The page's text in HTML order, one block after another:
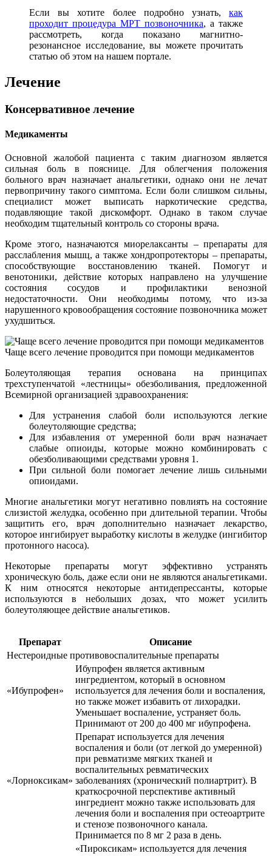
Если вы хотите более подробно узнать, как
проходит процедура МРТ позвоночника, а также
рассмотреть, когда показано магнитно-
резонансное исследование, вы можете прочитать
статью об этом на нашем портале.
Лечение
Консервативное лечение
Медикаменты
Основной жалобой пациента с таким диагнозом является
сильная боль в пояснице. Для облегчения положения
больного врач назначает анальгетики, однако они не лечат
первопричину такого симптома. Если боли слишком сильны,
специалист может выписать наркотические средства,
подавляющие такой дискомфорт. Однако в таком случае
необходим тщательный контроль со стороны врача.
Кроме этого, назначаются миорелаксанты – препараты для
расслабления мышц, а также хондропротекторы – препараты,
способствующие восстановлению тканей. Помогут и
венотоники, действие которых направлено на улучшение
состояния сосудов и профилактики венозной
недостаточности. Они необходимы потому, что из-за
нарушенного кровообращения состояние позвоночника может
ухудшиться.
Чаще всего лечение проводится при помощи медикаментов
Болеутоляющая терапия основана на принципах
трехступенчатой «лестницы» обезболивания, предложенной
Всемирной организацией здравоохранения:
Для устранения слабой боли используются легкие
болеутоляющие средства;
Для избавления от умеренной боли врач назначает
слабые опиоиды, которые можно комбинировать с
обезболивающими средствами уровня 1.
При сильной боли помогает лечение лишь сильными
опиоидами.
Многие анальгетики могут негативно повлиять на состояние
слизистой желудка, особенно при длительной терапии. Чтобы
защитить его, врач дополнительно назначает лекарство,
которое ингибирует выработку кислоты в желудке (ингибитор
протонного насоса).
Некоторые препараты могут эффективно устранять
хроническую боль, даже если они не являются анальгетиками.
К ним относятся некоторые антидепрессанты, которые
используются в небольших дозах, что может усилить
болеутоляющее действие анальгетиков.
Препарат
Описание
Нестероидные противовоспалительные препараты
«Ибупрофен»
Ибупрофен является активным
ингредиентом, который в основном
используется для лечения боли и воспаления,
но также может избавить от лихорадки.
Уменьшает воспаление, устраняет боль.
Принимают от 200 до 400 мг ибупрофена.
«Лорноксикам»
Препарат используется для лечения
воспаления и боли (от легкой до умеренной)
при ревматизме мягких тканей и
воспалительных ревматических
заболеваниях (хронический полиартрит). В
краткосрочной перспективе активный
ингредиент можно также использовать для
лечения боли и воспаления при остеоартрите
и стенозе позвоночного канала.
Принимается по 8 мг 2 раза в день.
«Пироксикам» используется для лечения